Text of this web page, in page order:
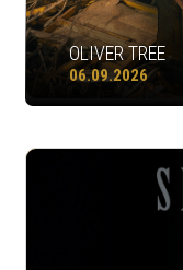
OLIVER TREE
06.09.2026